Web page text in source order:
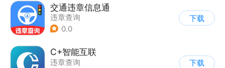
交通违章信息通
违章查询
0.0
下载
C+智能互联
违章查询
下载